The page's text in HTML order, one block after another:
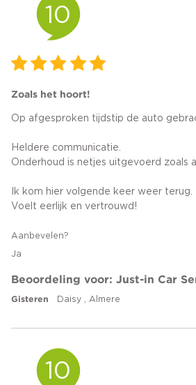
10
Zoals het hoort!
Op afgesproken tijdstip de auto
Heldere communicatie.
Onderhoud is netjes uitgevoerd zoals
Ik kom hier volgende keer weer terug.
Voelt eerlijk en vertrouwd!
Aanbevelen?
Ja
Beoordeling voor: Just-in Car
Gisteren Daisy , Almere
10